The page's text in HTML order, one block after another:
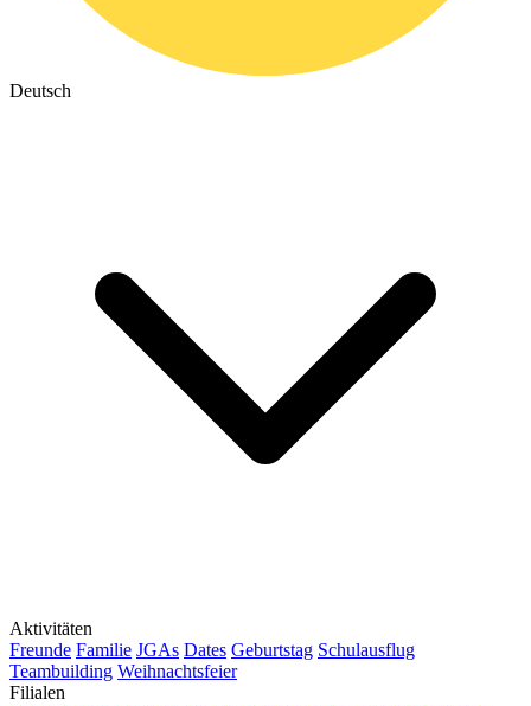
Deutsch
Aktivitäten
Freunde Familie JGAs Dates Geburtstag Schulausflug
Teambuilding Weihnachtsfeier
Filialen